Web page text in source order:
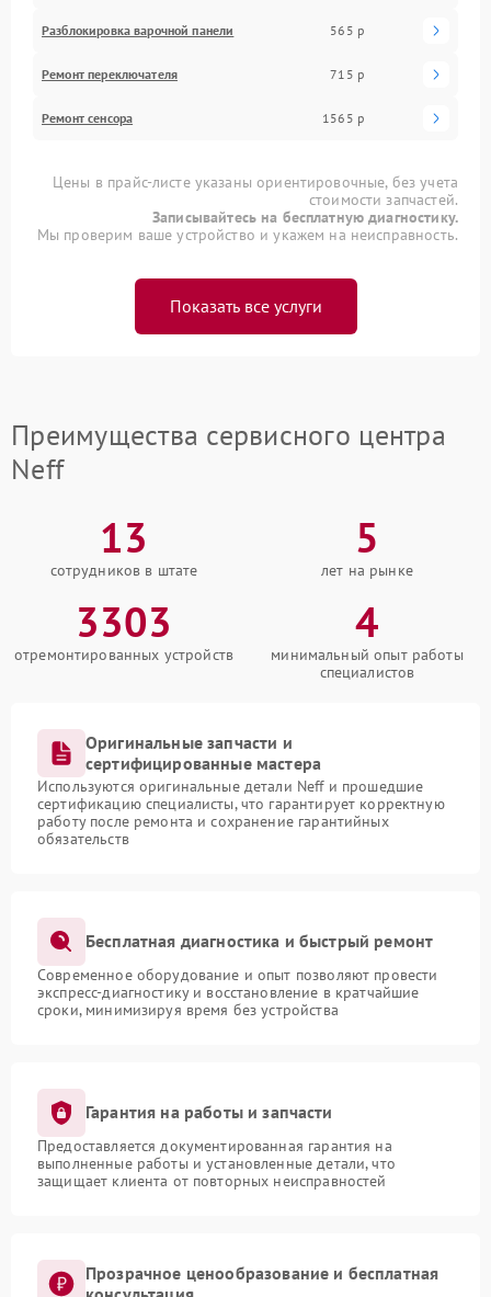
Разблокировка варочной панели 565 р
Ремонт переключателя 715 р
Ремонт сенсора 1565 р
Цены в прайс-листе указаны ориентировочные, без учета
стоимости запчастей.
Записывайтесь на бесплатную диагностику.
Мы проверим ваше устройство и укажем на неисправность.
Показать все услуги
Преимущества сервисного центра
Neff
13
сотрудников в штате
5
лет на рынке
3303
отремонтированных устройств
4
минимальный опыт работы
специалистов
Оригинальные запчасти и
сертифицированные мастера
Используются оригинальные детали Neff и прошедшие
сертификацию специалисты, что гарантирует корректную
работу после ремонта и сохранение гарантийных
обязательств
Бесплатная диагностика и быстрый ремонт
Современное оборудование и опыт позволяют провести
экспресс-диагностику и восстановление в кратчайшие
сроки, минимизируя время без устройства
Гарантия на работы и запчасти
Предоставляется документированная гарантия на
выполненные работы и установленные детали, что
защищает клиента от повторных неисправностей
Прозрачное ценообразование и бесплатная